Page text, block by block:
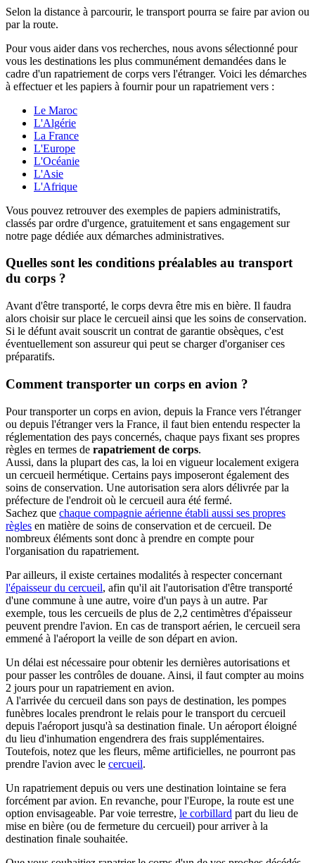
Selon la distance à parcourir, le transport pourra se faire par avion ou
par la route.
Pour vous aider dans vos recherches, nous avons sélectionné pour
vous les destinations les plus communément demandées dans le
cadre d'un rapatriement de corps vers l'étranger. Voici les démarches
à effectuer et les papiers à fournir pour un rapatriement vers :
Le Maroc
L'Algérie
La France
L'Europe
L'Océanie
L'Asie
L'Afrique
Vous pouvez retrouver des exemples de papiers administratifs,
classés par ordre d'urgence, gratuitement et sans engagement sur
notre page dédiée aux démarches administratives.
Quelles sont les conditions préalables au transport
du corps ?
Avant d'être transporté, le corps devra être mis en bière. Il faudra
alors choisir sur place le cercueil ainsi que les soins de conservation.
Si le défunt avait souscrit un contrat de garantie obsèques, c'est
éventuellement son assureur qui peut se charger d'organiser ces
préparatifs.
Comment transporter un corps en avion ?
Pour transporter un corps en avion, depuis la France vers l'étranger
ou depuis l'étranger vers la France, il faut bien entendu respecter la
réglementation des pays concernés, chaque pays fixant ses propres
règles en termes de rapatriement de corps.
Aussi, dans la plupart des cas, la loi en vigueur localement exigera
un cercueil hermétique. Certains pays imposeront également des
soins de conservation. Une autorisation sera alors délivrée par la
préfecture de l'endroit où le cercueil aura été fermé.
Sachez que chaque compagnie aérienne établi aussi ses propres
règles en matière de soins de conservation et de cercueil. De
nombreux éléments sont donc à prendre en compte pour
l'organisation du rapatriement.
Par ailleurs, il existe certaines modalités à respecter concernant
l'épaisseur du cercueil, afin qu'il ait l'autorisation d'être transporté
d'une commune à une autre, voire d'un pays à un autre. Par
exemple, tous les cercueils de plus de 2,2 centimètres d'épaisseur
peuvent prendre l'avion. En cas de transport aérien, le cercueil sera
emmené à l'aéroport la veille de son départ en avion.
Un délai est nécessaire pour obtenir les dernières autorisations et
pour passer les contrôles de douane. Ainsi, il faut compter au moins
2 jours pour un rapatriement en avion.
A l'arrivée du cercueil dans son pays de destination, les pompes
funèbres locales prendront le relais pour le transport du cercueil
depuis l'aéroport jusqu'à sa destination finale. Un aéroport éloigné
du lieu d'inhumation engendrera des frais supplémentaires.
Toutefois, notez que les fleurs, même artificielles, ne pourront pas
prendre l'avion avec le cercueil.
Un rapatriement depuis ou vers une destination lointaine se fera
forcément par avion. En revanche, pour l'Europe, la route est une
option envisageable. Par voie terrestre, le corbillard part du lieu de
mise en bière (ou de fermeture du cercueil) pour arriver à la
destination finale souhaitée.